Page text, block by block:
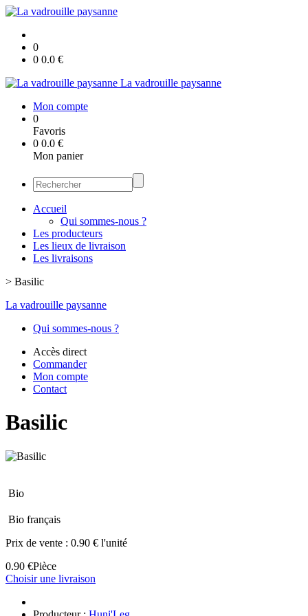
0
0 0.0 €
La vadrouille paysanne
Mon compte
0
Favoris
0 0.0 €
Mon panier
Accueil
Qui sommes-nous ?
Les producteurs
Les lieux de livraison
Les livraisons
> Basilic
La vadrouille paysanne
Qui sommes-nous ?
Accès direct
Commander
Mon compte
Contact
Basilic
Bio
Bio français
Prix de vente : 0.90 € l'unité
0.90 €Pièce
Choisir une livraison